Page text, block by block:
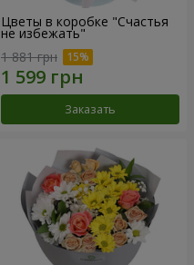
Цветы в коробке "Счастья
не избежать"
1 881 грн
Заказать